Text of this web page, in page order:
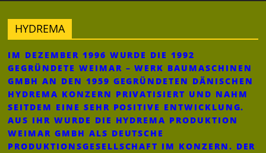
HYDREMA
IM DEZEMBER 1996 WURDE DIE 1992
GEGRÜNDETE WEIMAR – WERK BAUMASCHINEN
GMBH AN DEN 1959 GEGRÜNDETEN DÄNISCHEN
HYDREMA KONZERN PRIVATISIERT UND NAHM
SEITDEM EINE SEHR POSITIVE ENTWICKLUNG.
AUS IHR WURDE DIE HYDREMA PRODUKTION
WEIMAR GMBH ALS DEUTSCHE
PRODUKTIONSGESELLSCHAFT IM KONZERN. DER